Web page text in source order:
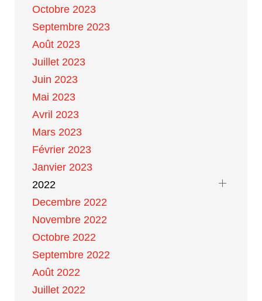
Octobre 2023
Septembre 2023
Août 2023
Juillet 2023
Juin 2023
Mai 2023
Avril 2023
Mars 2023
Février 2023
Janvier 2023
2022
Decembre 2022
Novembre 2022
Octobre 2022
Septembre 2022
Août 2022
Juillet 2022